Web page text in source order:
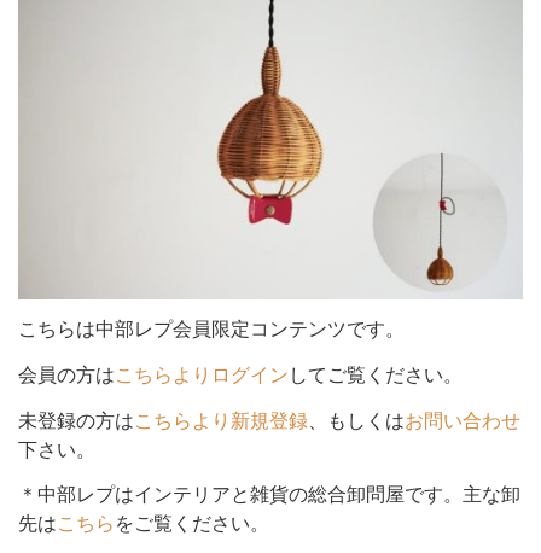
こちらは中部レプ会員限定コンテンツです。
会員の方はこちらよりログイン してご覧ください。
未登録の方はこちらより新規登録 、もしくはお問い合わせ
下さい。
＊中部レプはインテリアと雑貨の総合卸問屋です。主な卸
先はこちら をご覧ください。